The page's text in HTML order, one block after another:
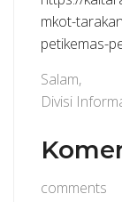
mkot-
petikemas-
Salam,
Divisi
comments